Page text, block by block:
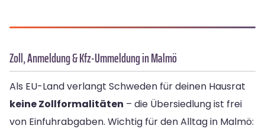
Zoll, Anmeldung & Kfz-Ummeldung in Malmö
Als EU-Land verlangt Schweden für deinen Hausrat
keine Zollformalitäten – die Übersiedlung ist frei
von Einfuhrabgaben. Wichtig für den Alltag in Malmö: